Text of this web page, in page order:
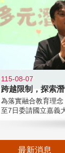
115-08-07
為落實融合教育理
至7日委請國立嘉義
最新消息